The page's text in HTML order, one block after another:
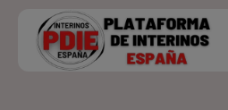
Search
for: